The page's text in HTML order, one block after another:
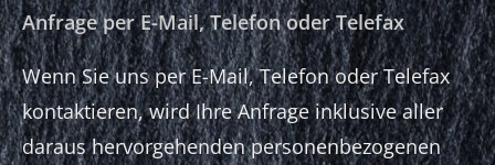
Anfrage per E-Mail, Telefon oder Telefax
Wenn Sie uns per E-Mail, Telefon oder Telefax
kontaktieren, wird Ihre Anfrage inklusive aller
daraus hervorgehenden personenbezogenen